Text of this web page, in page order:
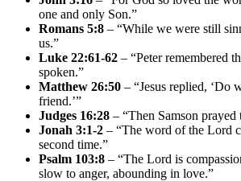
one and only Son.”
Romans 5:8 – “While we were still
us.”
Luke 22:61-62 – “Peter remembered
spoken.”
Matthew 26:50 – “Jesus replied, ‘Do
friend.’”
Judges 16:28 – “Then Samson
Jonah 3:1-2 – “The word of the Lord
second time.”
Psalm 103:8 – “The Lord is
slow to anger, abounding in love.”